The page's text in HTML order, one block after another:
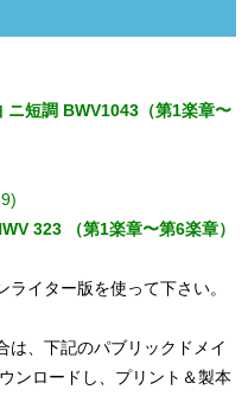
ニ短調 BWV1043（第1楽章〜
323 （第1楽章〜第6楽章）
イター版を使って下さい。
は、下記のパブリックドメイ
ンロードし、プリント＆製本